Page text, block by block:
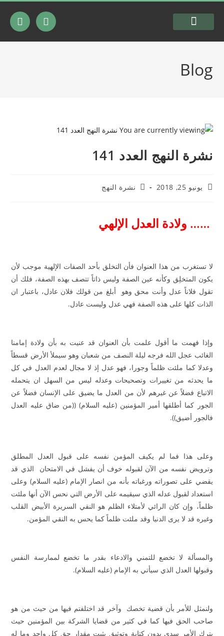
Blog
نشرة النهج العدد 141
يونيو 25, 2018 نشرة النهج
…… ولادة العدل الإلهي
لا تستغرب من هذا العنوان فأن التخلق بأحد الصفات الإلهية موجب لأن
يكون المتخلِق وكأنه عين الصفة وليس ذاتاً تتصف بهذه الصفة، فلك أن
تقول فلاناً عدل وأنت محق وهو أبلغ من قولك فلان عادل، باعتبار ان
الذات كلها على هذه الصفة فهي عدل وليست عادل.
وإذا فهمت ما أقول علمت بأن العنوان قد عنيت به بأن ولادة إمامنا
الغائب عجل الله فرجه ليلة النصف من شعبان وهو سيملأ الأرض قسطاً
وعدلا كما ملئت ظلماً وجورا، فهو عدل إذ لا مجال لعدم العدل في كل
ما يحدثه من تغييرات وتصحيحات وعدله ليس من السهل ان يتحمله
الاتباع فضلاً عن غيرهم لأن من العدل ما يضيق على الإنسان فضلاً عن
الجور كما أطلقها أمير المؤمنين (عليه السلام) ((من ضاق عليه العدل
فالجور أضيق)).
وعلى هذا فما لم يكيف المؤمن نفسه على قبول العدل المطلق
وترويض نفسه من الآن لقبوله خوف أن يفشل في الامتحان الذي قد
يقضي على تصوراته ورغباته بأنه من انصار الإمام (عليه السلام) وعلى
استعداد لقبول عدله الذي سيقيمه على الأرض التي نحس الآن أنها ملئت
ظلماً، وإن كان الرائي لأمتلاء الظلم هو النقي السريرة الأبيض القلب
وغيره قد لا يرى الدنيا وقد ملئت ظلماً كما يحس به النقي المؤمن.
والمسألة لا تخضع للتمني والادعاء بقدر ما تخضع لممارسة النفس
وقبولها العدل الذي سيأتي به الإمام (عليه السلام).
ولنمثل للأمر بأن قضية تخصك وآخر قد اختلفتم فيها من حيث من هو
صاحب الحق فيها كما في كثير من قضايا الشركة بين المؤمنين حيث
يترك الأمر سدى بدون كتابة وتوثيق يثبت مقدار حق كل واحد وما له